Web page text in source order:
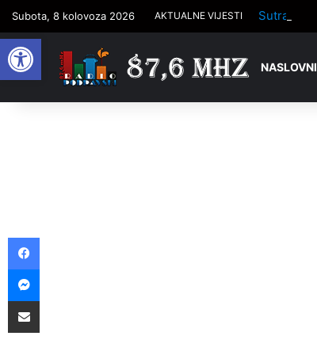
Open toolbar
Subota, 8 kolovoza 2026 AKTUALNE VIJESTI Sutra